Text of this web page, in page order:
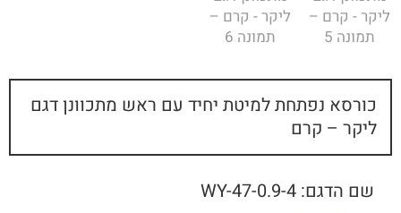
כורסא נפתחת למיטת יחיד עם ראש מתכוונן דגם
ליקר – קרם
שם הדגם: WY-47-0.9-4